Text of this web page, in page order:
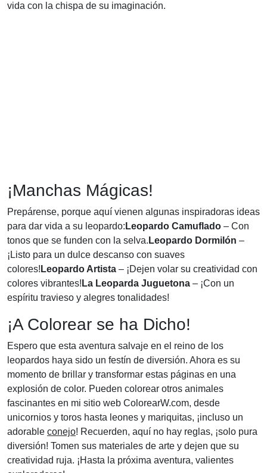
vida con la chispa de su imaginación.
¡Manchas Mágicas!
Prepárense, porque aquí vienen algunas inspiradoras ideas
para dar vida a su leopardo: Leopardo Camuflado – Con
tonos que se funden con la selva. Leopardo Dormilón –
¡Listo para un dulce descanso con suaves
colores! Leopardo Artista – ¡Dejen volar su creatividad con
colores vibrantes! La Leoparda Juguetona – ¡Con un
espíritu travieso y alegres tonalidades!
¡A Colorear se ha Dicho!
Espero que esta aventura salvaje en el reino de los
leopardos haya sido un festín de diversión. Ahora es su
momento de brillar y transformar estas páginas en una
explosión de color. Pueden colorear otros animales
fascinantes en mi sitio web ColorearW.com, desde
unicornios y toros hasta leones y mariquitas, ¡incluso un
adorable conejo! Recuerden, aquí no hay reglas, ¡solo pura
diversión! Tomen sus materiales de arte y dejen que su
creatividad ruja. ¡Hasta la próxima aventura, valientes